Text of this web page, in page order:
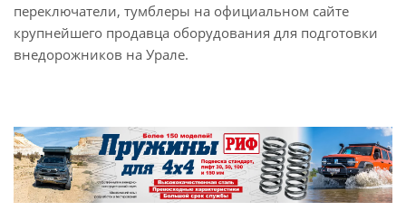
переключатели, тумблеры на официальном сайте
крупнейшего продавца оборудования для подготовки
внедорожников на Урале.